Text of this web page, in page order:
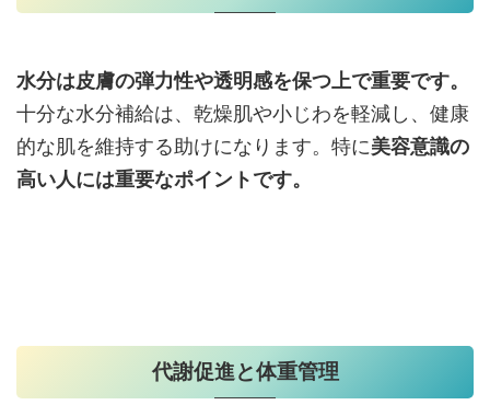
水分は皮膚の弾力性や透明感を保つ上で重要です。
十分な水分補給は、乾燥肌や小じわを軽減し、健康
的な肌を維持する助けになります。特に美容意識の
高い人には重要なポイントです。
代謝促進と体重管理